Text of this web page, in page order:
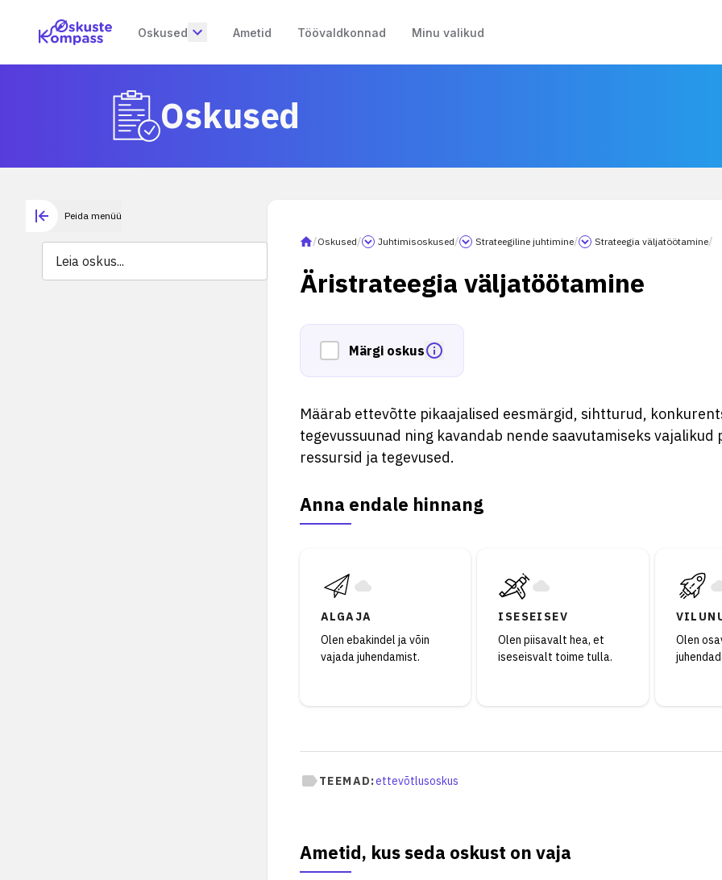
Oskused Ametid Töövaldkonnad Minu valikud
Oskused
Peida menüü
/Oskused/ Juhtimisoskused/ Strateegiline juhtimine/ Strateegia väljatöötamine/
Äristrateegia väljatöötamine
Märgi oskus
Määrab ettevõtte pikaajalised eesmärgid, sihtturud,
tegevussuunad ning kavandab nende saavutamiseks vajalikud
ressursid ja tegevused.
Anna endale hinnang
ALGAJA
Olen ebakindel ja võin
vajada juhendamist.
ISESEISEV
Olen piisavalt hea, et
iseseisvalt toime tulla.
Olen
TEEMAD:ettevõtlusoskus
Ametid, kus seda oskust on vaja